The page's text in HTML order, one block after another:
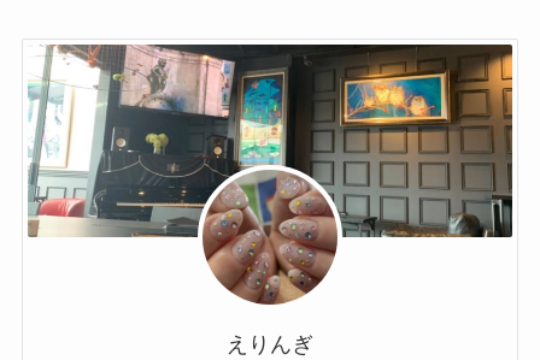
えりんぎ